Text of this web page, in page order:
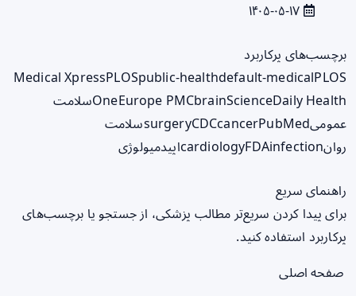
برچسب‌های پرکاربرد
Medical XpressPLOSpublic-healthdefault-medicalPLOS
OneEurope PMCbrainScienceDaily Health
سلامت
عمومی
surgeryCDCcancerPubMed
سلامت
روان
cardiologyFDAinfection اپیدمیولوژی
راهنمای سریع
برای پیدا کردن سریع‌تر مطالب پزشکی، از جستجو یا برچسب‌های
پرکاربرد استفاده کنید.
صفحه اصلی